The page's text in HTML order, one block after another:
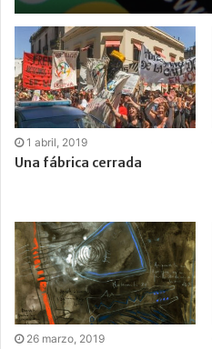
1 abril, 2019
Una fábrica cerrada
26 marzo, 2019